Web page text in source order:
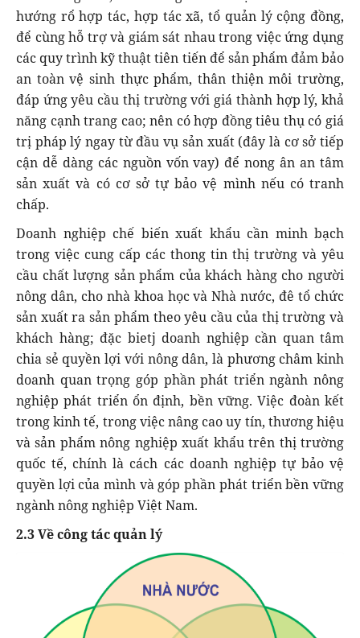
hướng rổ hợp tác, hợp tác xã, tổ quản lý cộng đồng,
để cùng hỗ trợ và giám sát nhau trong việc ứng dụng
các quy trình kỹ thuật tiên tiến để sản phẩm đảm bảo
an toàn vệ sinh thực phẩm, thân thiện môi trường,
đáp ứng yêu cầu thị trường với giá thành hợp lý, khả
năng cạnh trang cao; nên có hợp đồng tiêu thụ có giá
trị pháp lý ngay từ đầu vụ sản xuất (đây là cơ sở tiếp
cận dễ dàng các nguồn vốn vay) để nong ân an tâm
sản xuất và có cơ sở tự bảo vệ mình nếu có tranh
chấp.
Doanh nghiệp chế biến xuất khẩu cần minh bạch
trong việc cung cấp các thong tin thị trường và yêu
cầu chất lượng sản phẩm của khách hàng cho người
nông dân, cho nhà khoa học và Nhà nước, đê tổ chức
sản xuất ra sản phẩm theo yêu cầu của thị trường và
khách hàng; đặc bietj doanh nghiệp cần quan tâm
chia sẻ quyền lợi với nông dân, là phương châm kinh
doanh quan trọng góp phần phát triển ngành nông
nghiệp phát triển ổn định, bền vững. Việc đoàn kết
trong kinh tế, trong việc nâng cao uy tín, thương hiệu
và sản phẩm nông nghiệp xuất khẩu trên thị trường
quốc tế, chính là cách các doanh nghiệp tự bảo vệ
quyền lợi của mình và góp phần phát triển bền vững
ngành nông nghiệp Việt Nam.
2.3 Về công tác quản lý